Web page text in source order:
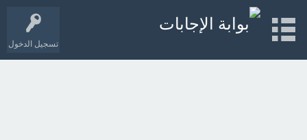
تسجيل الدخول